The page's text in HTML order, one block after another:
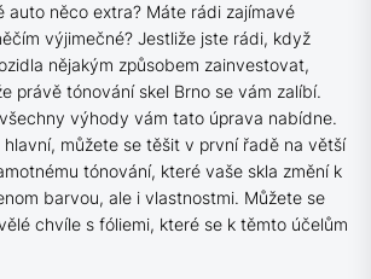
auto něco extra? Máte rádi zajímavé
výjimečné? Jestliže jste rádi, když
nějakým způsobem zainvestovat,
právě tónování skel Brno se vám zalíbí.
výhody vám tato úprava nabídne.
můžete se těšit v první řadě na větší
tónování, které vaše skla změní k
barvou, ale i vlastnostmi. Můžete se
chvíle s fóliemi, které se k těmto účelům